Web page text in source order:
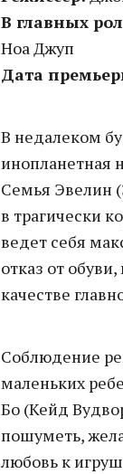
В главных
Ноа Джуп
Дата
В недалеком
инопланетная
Семья Эвелин
в трагически
ведет себя
отказ от
качестве
Соблюдение
маленьких
Бо (Кейд
пошуметь,
любовь к